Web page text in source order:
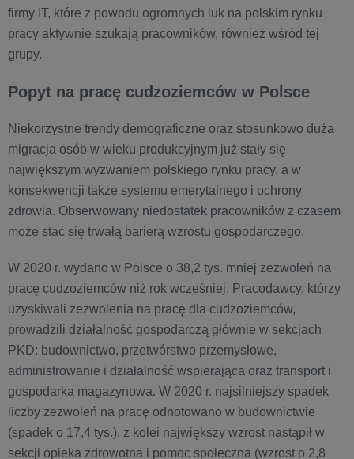
firmy IT, które z powodu ogromnych luk na polskim rynku
pracy aktywnie szukają pracowników, również wśród tej
grupy.
Popyt na pracę cudzoziemców w Polsce
Niekorzystne trendy demograficzne oraz stosunkowo duża
migracja osób w wieku produkcyjnym już stały się
największym wyzwaniem polskiego rynku pracy, a w
konsekwencji także systemu emerytalnego i ochrony
zdrowia. Obserwowany niedostatek pracowników z czasem
może stać się trwałą barierą wzrostu gospodarczego.
W 2020 r. wydano w Polsce o 38,2 tys. mniej zezwoleń na
pracę cudzoziemców niż rok wcześniej. Pracodawcy, którzy
uzyskiwali zezwolenia na pracę dla cudzoziemców,
prowadzili działalność gospodarczą głównie w sekcjach
PKD: budownictwo, przetwórstwo przemysłowe,
administrowanie i działalność wspierająca oraz transport i
gospodarka magazynowa. W 2020 r. najsilniejszy spadek
liczby zezwoleń na pracę odnotowano w budownictwie
(spadek o 17,4 tys.), z kolei największy wzrost nastąpił w
sekcji opieka zdrowotna i pomoc społeczna (wzrost o 2,8